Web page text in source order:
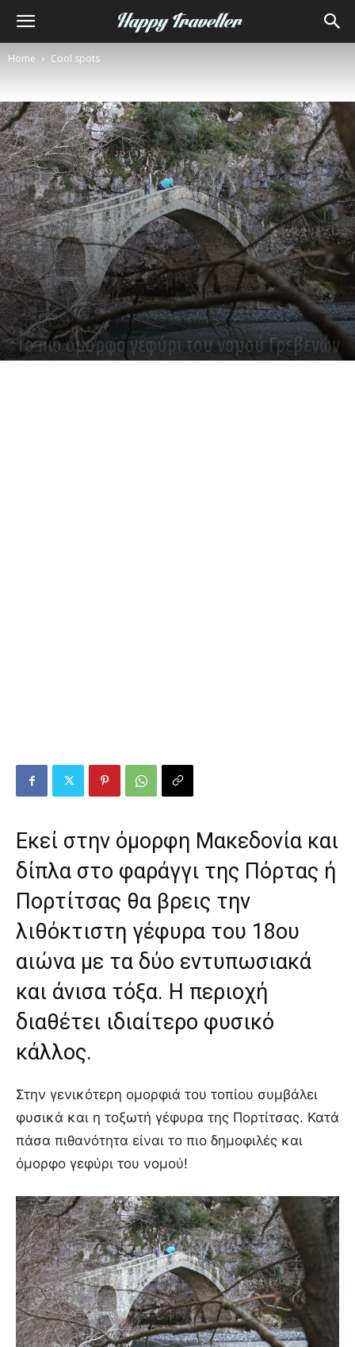
Home Cool spots
Cool spots
Το πιο όμορφο γεφύρι του νομού Γρεβενών
Εκεί στην όμορφη Μακεδονία και
δίπλα στο φαράγγι της Πόρτας ή
Πορτίτσας θα βρεις την
λιθόκτιστη γέφυρα του 18ου
αιώνα με τα δύο εντυπωσιακά
και άνισα τόξα. Η περιοχή
διαθέτει ιδιαίτερο φυσικό
κάλλος.
Στην γενικότερη ομορφιά του τοπίου συμβάλει
φυσικά και η τοξωτή γέφυρα της Πορτίτσας. Κατά
πάσα πιθανότητα είναι το πιο δημοφιλές και
όμορφο γεφύρι του νομού!